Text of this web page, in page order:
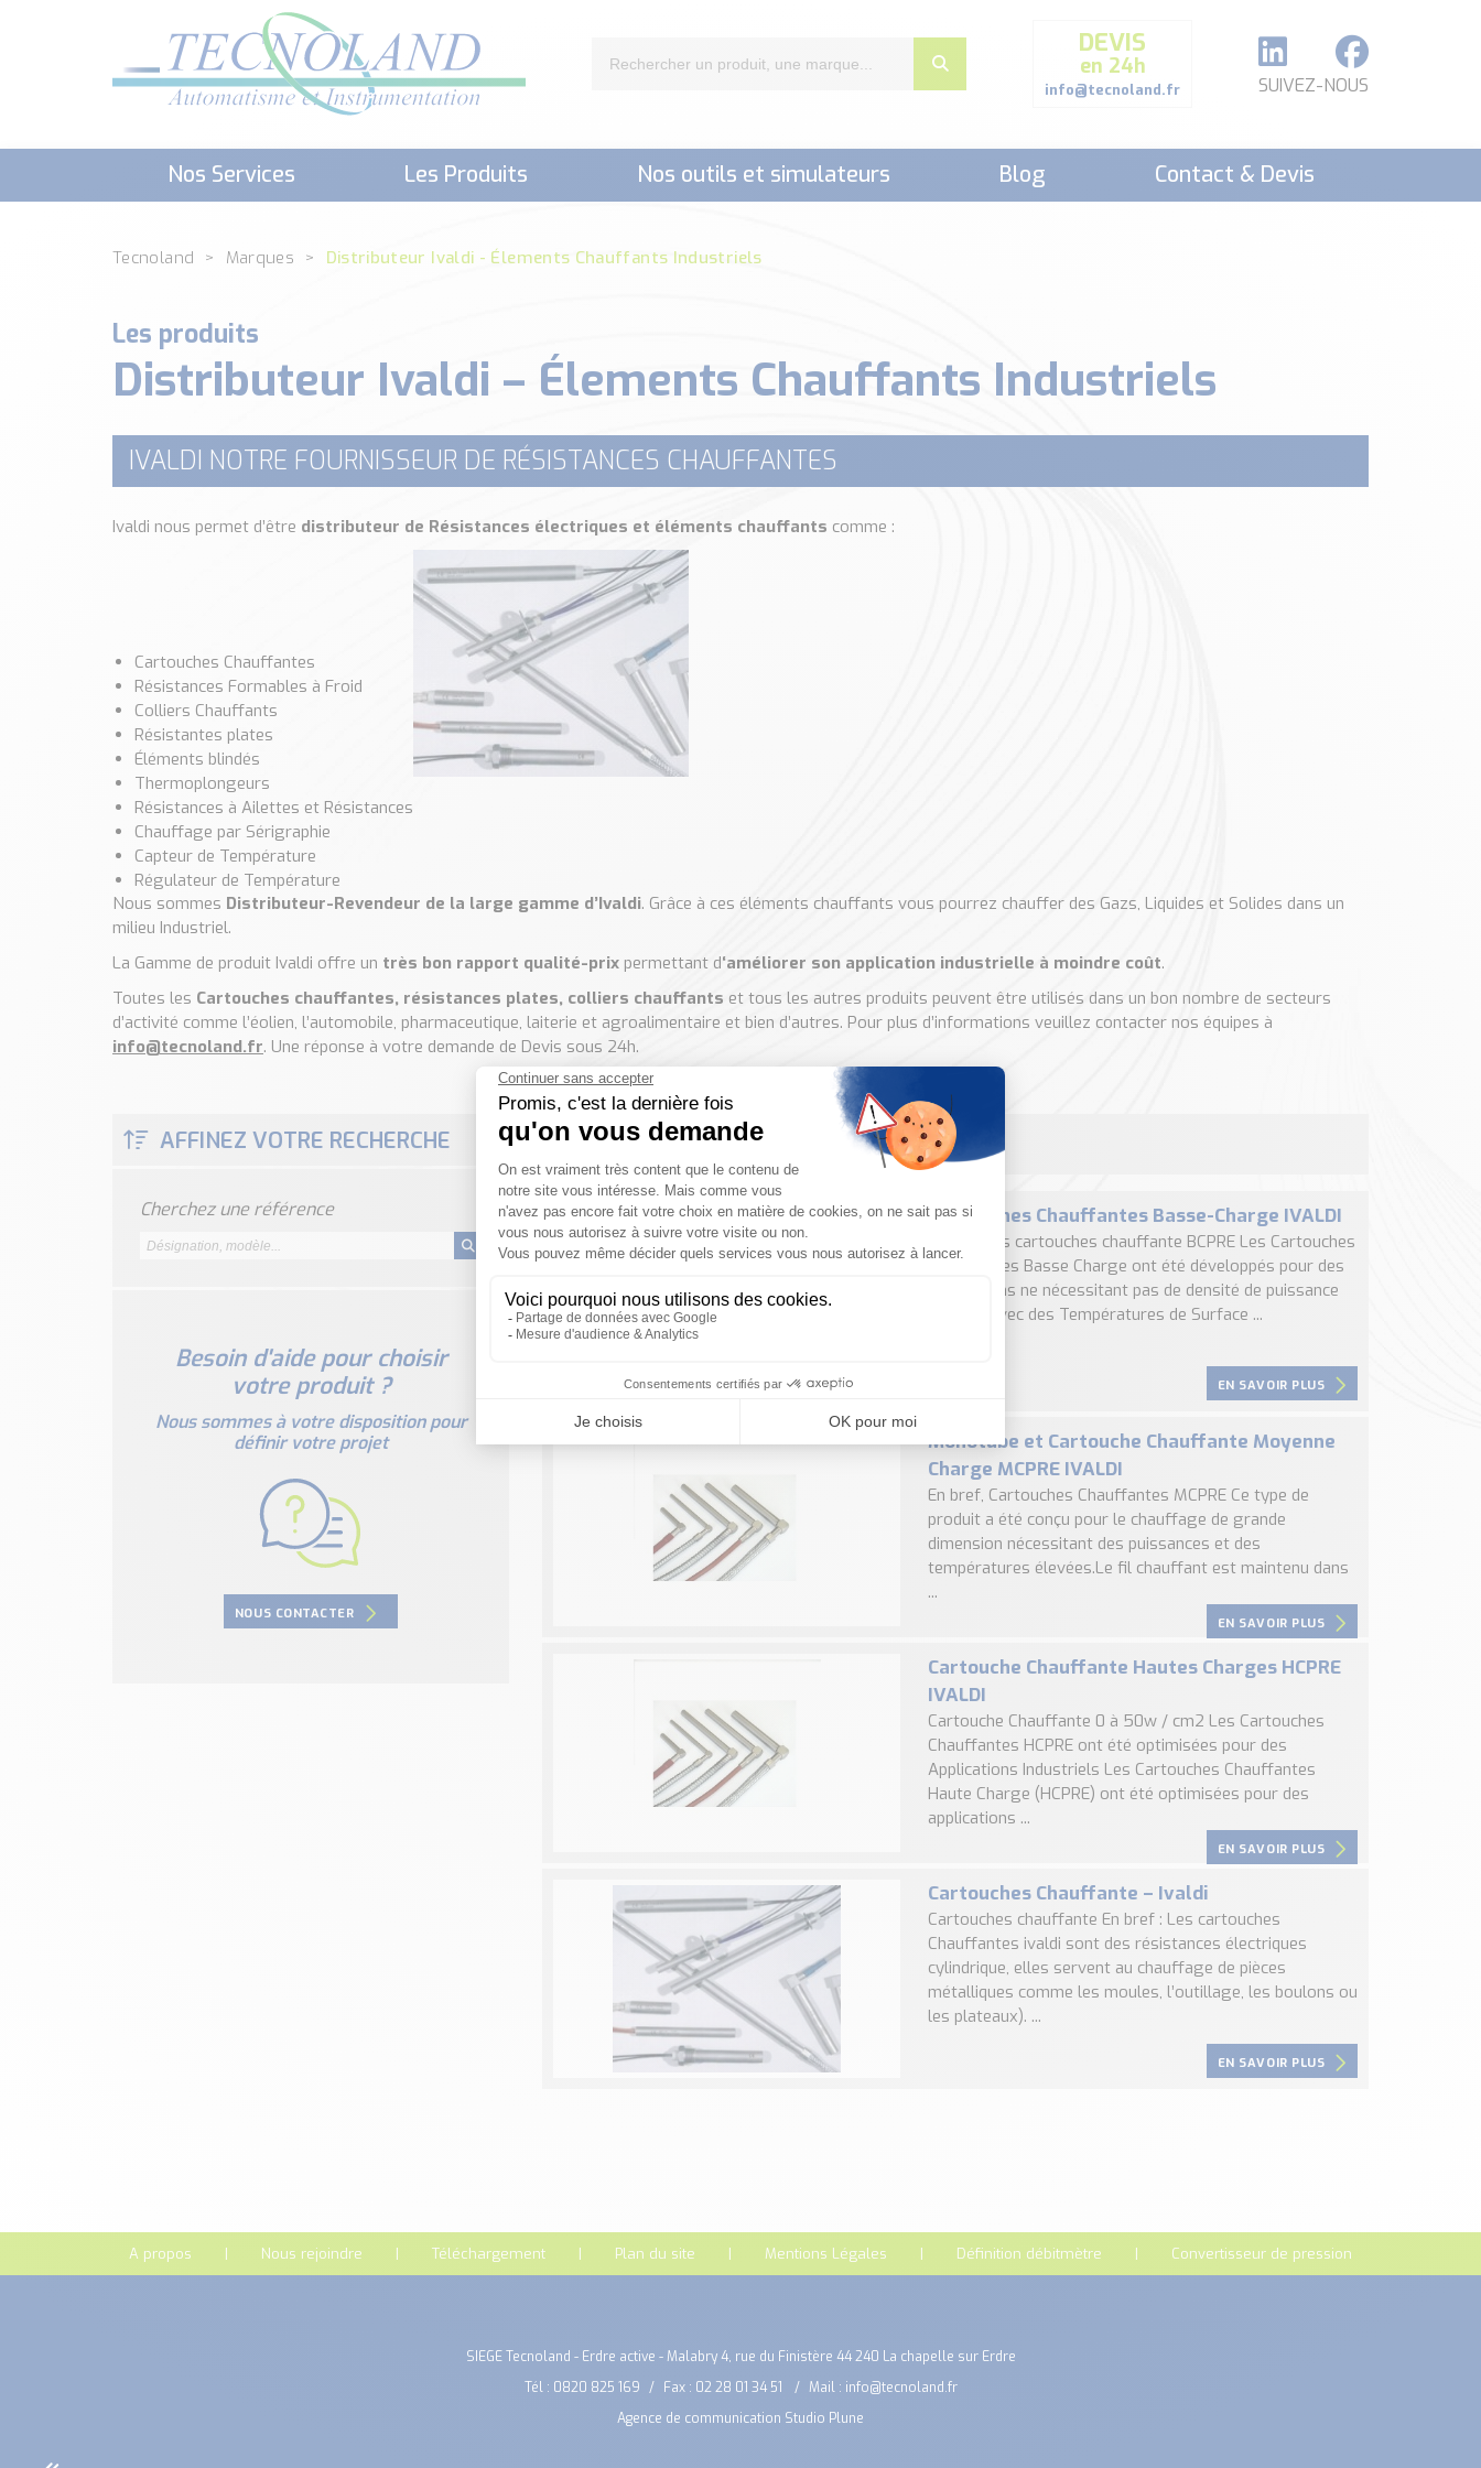
DEVIS
en 24h
info@tecnoland.fr SUIVEZ-NOUS
Nos Services Les Produits Nos outils et simulateurs Blog Contact & Devis
Tecnoland Marques Distributeur Ivaldi - Élements Chauffants Industriels
Les produits
Distributeur Ivaldi – Élements Chauffants Industriels
IVALDI NOTRE FOURNISSEUR DE RÉSISTANCES CHAUFFANTES
Ivaldi nous permet d’être distributeur de Résistances électriques et éléments chauffants comme :
Cartouches Chauffantes
Résistances Formables à Froid
Colliers Chauffants
Résistantes plates
Éléments blindés
Thermoplongeurs
Résistances à Ailettes et Résistances
Chauffage par Sérigraphie
Capteur de Température
Régulateur de Température
Nous sommes Distributeur-Revendeur de la large gamme d’Ivaldi. Grâce à ces éléments chauffants vous pourrez chauffer des Gazs, Liquides et Solides dans un
milieu Industriel.
La Gamme de produit Ivaldi offre un très bon rapport qualité-prix permettant d‘améliorer son application industrielle à moindre coût.
Toutes les Cartouches chauffantes, résistances plates, colliers chauffants et tous les autres produits peuvent être utilisés dans un bon nombre de secteurs
d’activité comme l’éolien, l’automobile, pharmaceutique, laiterie et agroalimentaire et bien d’autres. Pour plus d’informations veuillez contacter nos équipes à
info@tecnoland.fr. Une réponse à votre demande de Devis sous 24h.
AFFINEZ VOTRE RECHERCHE
Cherchez une référence
Besoin d'aide pour choisir
votre produit ?
Nous sommes à votre disposition pour
définir votre projet
NOUS CONTACTER
4 résultats
Cartouches Chauffantes Basse-Charge IVALDI
En bref, les cartouches chauffante BCPRE Les Cartouches
Chauffantes Basse Charge ont été développés pour des
applications ne nécessitant pas de densité de puissance
élevées avec des Températures de Surface ...
EN SAVOIR PLUS
Monotube et Cartouche Chauffante Moyenne
Charge MCPRE IVALDI
En bref, Cartouches Chauffantes MCPRE Ce type de
produit a été conçu pour le chauffage de grande
dimension nécessitant des puissances et des
températures élevées.Le fil chauffant est maintenu dans
...
EN SAVOIR PLUS
Cartouche Chauffante Hautes Charges HCPRE
IVALDI
Cartouche Chauffante 0 à 50w / cm2 Les Cartouches
Chauffantes HCPRE ont été optimisées pour des
Applications Industriels Les Cartouches Chauffantes
Haute Charge (HCPRE) ont été optimisées pour des
applications ...
EN SAVOIR PLUS
Cartouches Chauffante – Ivaldi
Cartouches chauffante En bref : Les cartouches
Chauffantes ivaldi sont des résistances électriques
cylindrique, elles servent au chauffage de pièces
métalliques comme les moules, l’outillage, les boulons ou
les plateaux). ...
EN SAVOIR PLUS
A propos Nous rejoindre Téléchargement Plan du site Mentions Légales Définition débitmètre Convertisseur de pression
SIEGE Tecnoland - Erdre active - Malabry 4, rue du Finistère 44 240 La chapelle sur Erdre
Tél : 0820 825 169 Fax : 02 28 01 34 51 Mail : info@tecnoland.fr
Agence de communication Studio Plune